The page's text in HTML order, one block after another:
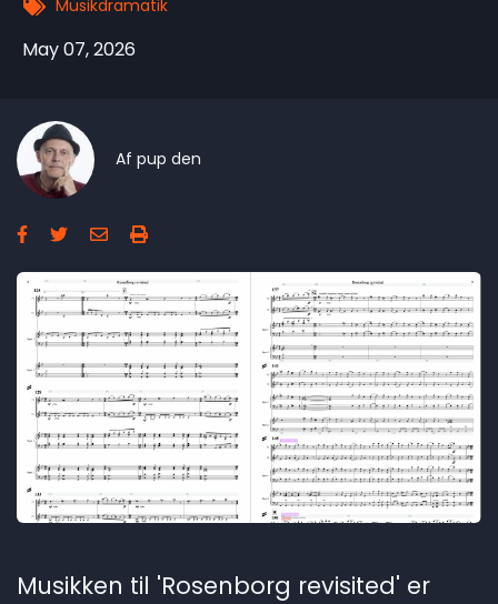
Musikdramatik
May 07, 2026
Af pup den
Musikken til 'Rosenborg revisited' er